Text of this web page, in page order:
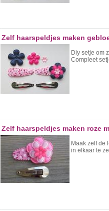
Zelf haarspeldjes maken
Diy setje om
Compleet
Zelf haarspeldjes maken roze
Maak zelf de
in elkaar te